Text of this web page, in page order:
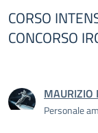
CORSO
CONCORSO
MAURIZIO
Personale